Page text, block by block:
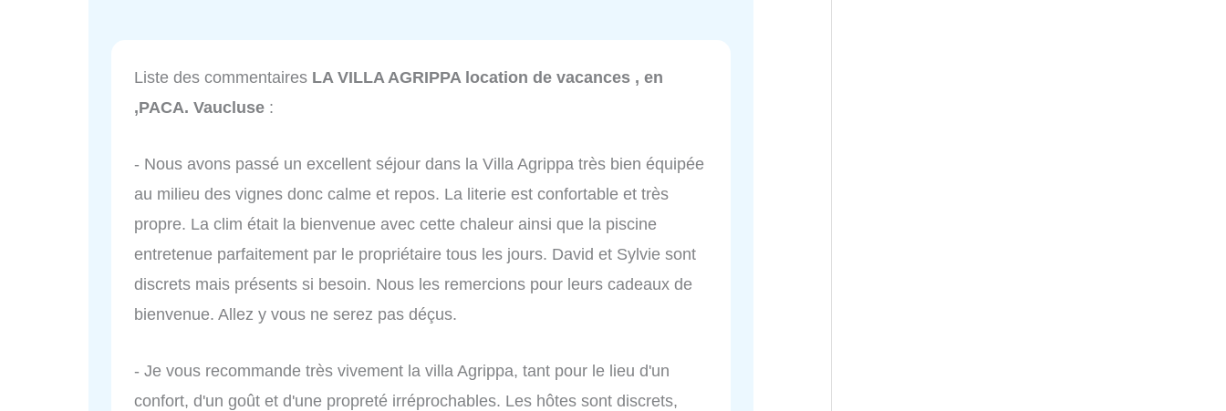
Liste des commentaires LA VILLA AGRIPPA location de vacances , en
,PACA. Vaucluse :
- Nous avons passé un excellent séjour dans la Villa Agrippa très bien équipée
au milieu des vignes donc calme et repos. La literie est confortable et très
propre. La clim était la bienvenue avec cette chaleur ainsi que la piscine
entretenue parfaitement par le propriétaire tous les jours. David et Sylvie sont
discrets mais présents si besoin. Nous les remercions pour leurs cadeaux de
bienvenue. Allez y vous ne serez pas déçus.
- Je vous recommande très vivement la villa Agrippa, tant pour le lieu d'un
confort, d'un goût et d'une propreté irréprochables. Les hôtes sont discrets,